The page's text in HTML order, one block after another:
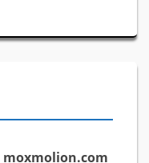
moxmolion.com